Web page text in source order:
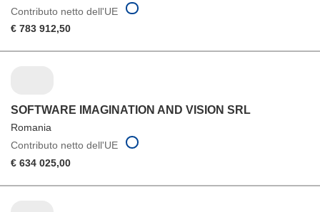
Contributo netto dell'UE
€ 783 912,50
SOFTWARE IMAGINATION AND VISION SRL
Romania
Contributo netto dell'UE
€ 634 025,00